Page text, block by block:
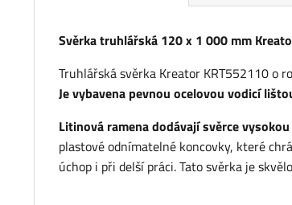
Svěrka truhlářská 120 x 1 000 mm
Truhlářská svěrka Kreator KRT552110 o
Je vybavena pevnou ocelovou vodicí
Litinová ramena dodávají svěrce
plastové odnímatelné koncovky, které
úchop i při delší práci. Tato svěrka je